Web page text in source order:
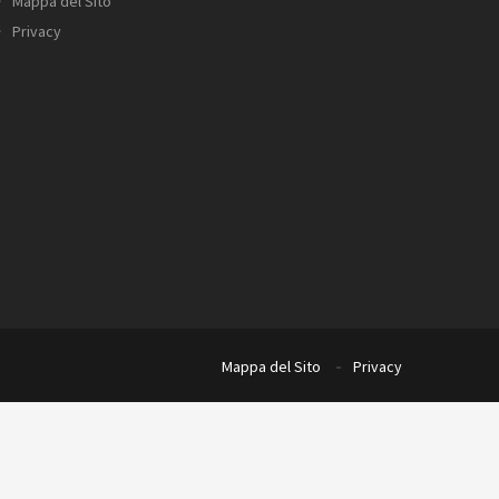
Privacy
Mappa del Sito Privacy